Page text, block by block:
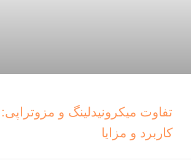
تفاوت میکرونیدلینگ و
کاربرد و مزایا